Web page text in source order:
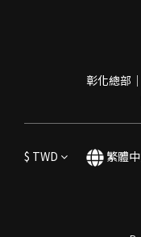
彰化總部
$ TWD 繁體